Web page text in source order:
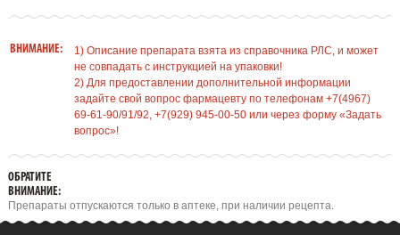
ВНИМАНИЕ:
1) Описание препарата взята из справочника РЛС, и может
не совпадать с инструкцией на упаковки!
2) Для предоставлении дополнительной информации
задайте свой вопрос фармацевту по телефонам +7(4967)
69-61-90/91/92, +7(929) 945-00-50 или через форму «Задать
вопрос»!
ОБРАТИТЕ
ВНИМАНИЕ:
Препараты отпускаются только в аптеке, при наличии рецепта.